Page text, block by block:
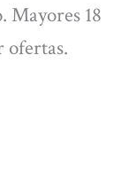
18
ofertas.